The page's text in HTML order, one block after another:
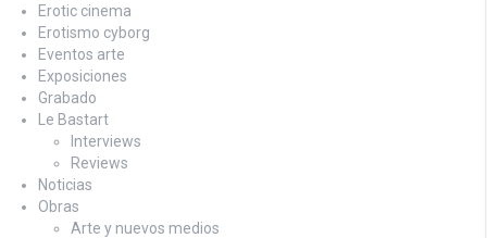
Erotic cinema
Erotismo cyborg
Eventos arte
Exposiciones
Grabado
Le Bastart
Interviews
Reviews
Noticias
Obras
Arte y nuevos medios